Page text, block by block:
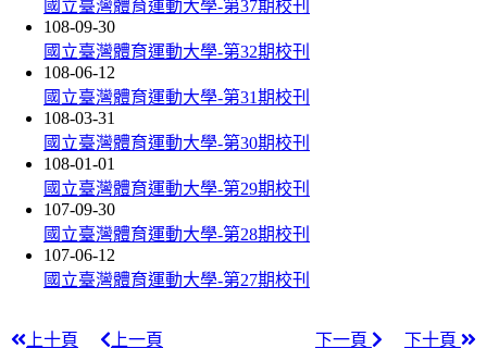
國立臺灣體育運動大學-第37期校刊
108-09-30
國立臺灣體育運動大學-第32期校刊
108-06-12
國立臺灣體育運動大學-第31期校刊
108-03-31
國立臺灣體育運動大學-第30期校刊
108-01-01
國立臺灣體育運動大學-第29期校刊
107-09-30
國立臺灣體育運動大學-第28期校刊
107-06-12
國立臺灣體育運動大學-第27期校刊
上十頁 上一頁 下一頁
下十頁